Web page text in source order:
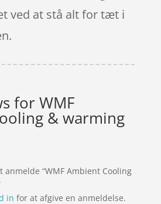
ved at stå alt for tæt i
forWMF
& warming
“WMF Ambient Cooling
in for at afgive en anmeldelse.